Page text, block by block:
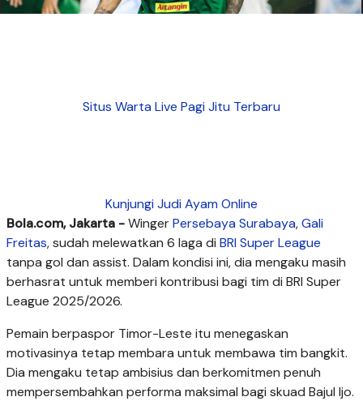
Situs Warta Live Pagi Jitu Terbaru
Kunjungi Judi Ayam Online
Bola.com, Jakarta -WingerPersebaya Surabaya,Gali
Freitas, sudah melewatkan 6 laga di BRI Super League
tanpa gol dan assist. Dalam kondisi ini, dia mengaku masih
berhasrat untuk memberi kontribusi bagi tim di BRI Super
League 2025/2026.
Pemain berpaspor Timor-Leste itu menegaskan
motivasinya tetap membara untuk membawa tim bangkit.
Dia mengaku tetap ambisius dan berkomitmen penuh
mempersembahkan performa maksimal bagi skuad Bajul Ijo.